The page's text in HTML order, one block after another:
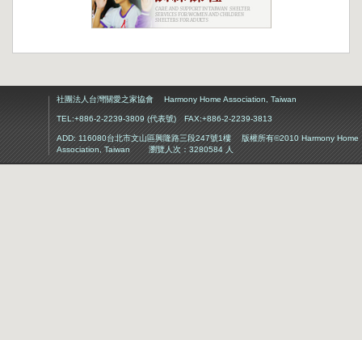
社團法人台灣關愛之家協會 Harmony Home Association, Taiwan
TEL:+886-2-2239-3809 (代表號) FAX:+886-2-2239-3813
ADD: 116080台北市文山區興隆路三段247號1樓 版權所有©2010 Harmony Home
Association, Taiwan 瀏覽人次：3280584 人